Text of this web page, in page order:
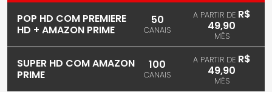
POP HD COM PREMIERE
HD + AMAZON PRIME
50
CANAIS
A PARTIR DE R$
49,90
MÊS
SUPER HD COM AMAZON
PRIME
100
CANAIS
A PARTIR DE R$
49,90
MÊS